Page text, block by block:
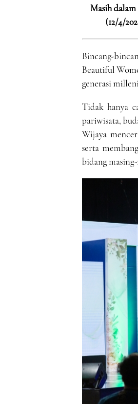
Masih dalam
(12/4/
Bincang-
Beautiful
generasi
Tidak hanya
pariwisata,
Wijaya
serta
bidang